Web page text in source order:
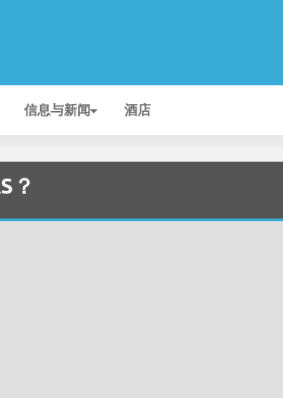
信息与新闻 酒店
？